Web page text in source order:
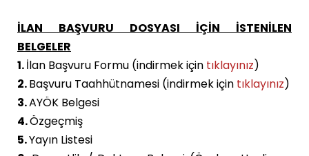
İLAN BAŞVURU DOSYASI İÇİN İSTENİLEN
BELGELER
1.İlan Başvuru Formu (indirmek için tıklayınız)
2.Başvuru Taahhütnamesi (indirmek için tıklayınız)
3.AYÖK Belgesi
4.Özgeçmiş
5.Yayın Listesi